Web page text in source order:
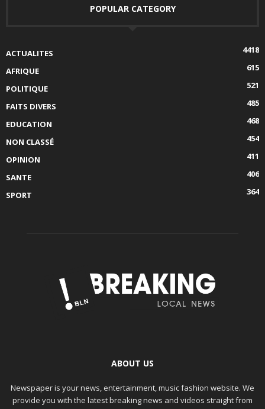
POPULAR CATEGORY
ACTUALITES
4418
AFRIQUE
615
POLITIQUE
521
FAITS DIVERS
485
EDUCATION
468
NON CLASSÉ
454
OPINION
411
SANTE
406
SPORT
364
ABOUT US
Newspaper is your news, entertainment, music fashion website. We
provide you with the latest breaking news and videos straight from